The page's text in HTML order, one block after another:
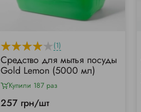
(1)
Средство для мытья посуды
Gold Lemon (5000 мл)
Купили 187 раз
257 грн/шт